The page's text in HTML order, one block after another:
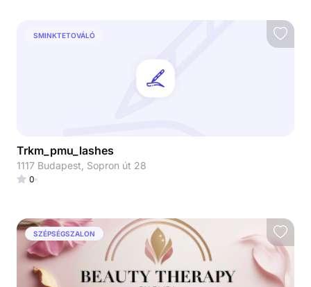
SMINKTETOVÁLÓ
Trkm_pmu_lashes
1117 Budapest, Sopron út 28
0
SZÉPSÉGSZALON